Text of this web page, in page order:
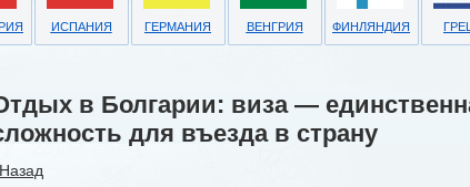
ИСПАНИЯ ГЕРМАНИЯ ВЕНГРИЯ ФИНЛЯНДИЯ
в Болгарии: виза —
для въезда в страну